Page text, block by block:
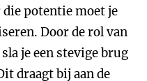
potentie moet je
Door de rol van
je een stevige brug
draagt bij aan de